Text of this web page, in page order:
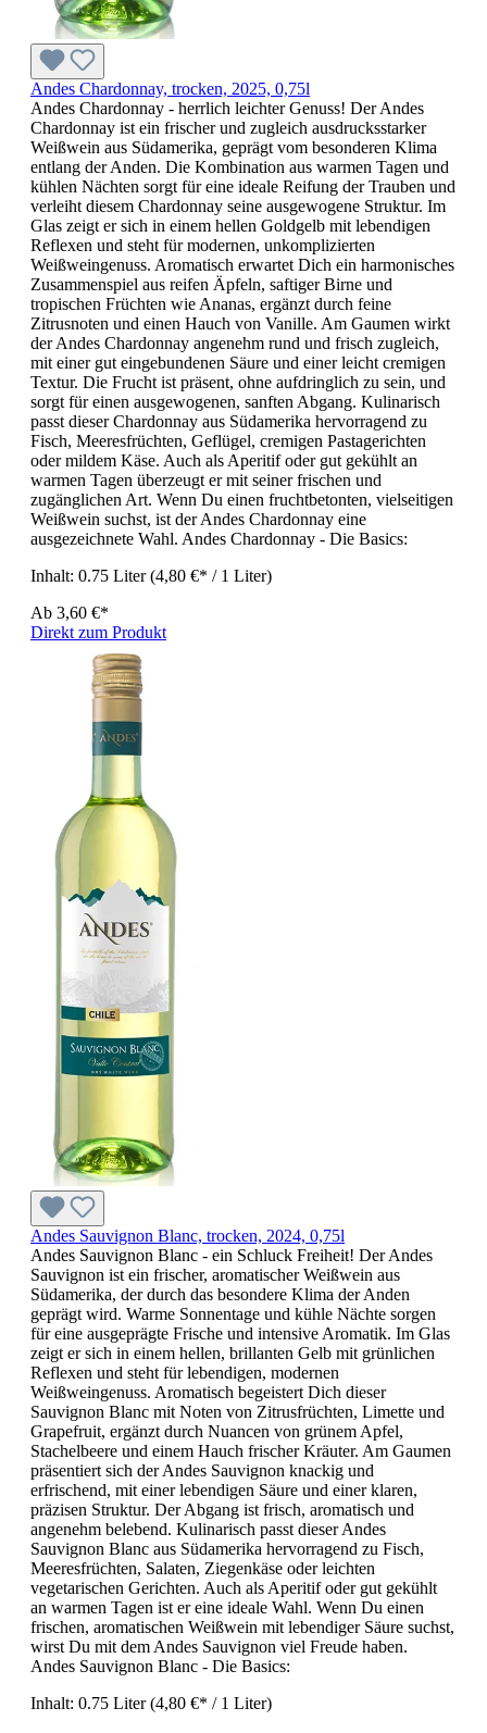
Andes Chardonnay, trocken, 2025, 0,75l
Andes Chardonnay - herrlich leichter Genuss! Der Andes
Chardonnay ist ein frischer und zugleich ausdrucksstarker
Weißwein aus Südamerika, geprägt vom besonderen Klima
entlang der Anden. Die Kombination aus warmen Tagen und
kühlen Nächten sorgt für eine ideale Reifung der Trauben und
verleiht diesem Chardonnay seine ausgewogene Struktur. Im
Glas zeigt er sich in einem hellen Goldgelb mit lebendigen
Reflexen und steht für modernen, unkomplizierten
Weißweingenuss. Aromatisch erwartet Dich ein harmonisches
Zusammenspiel aus reifen Äpfeln, saftiger Birne und
tropischen Früchten wie Ananas, ergänzt durch feine
Zitrusnoten und einen Hauch von Vanille. Am Gaumen wirkt
der Andes Chardonnay angenehm rund und frisch zugleich,
mit einer gut eingebundenen Säure und einer leicht cremigen
Textur. Die Frucht ist präsent, ohne aufdringlich zu sein, und
sorgt für einen ausgewogenen, sanften Abgang. Kulinarisch
passt dieser Chardonnay aus Südamerika hervorragend zu
Fisch, Meeresfrüchten, Geflügel, cremigen Pastagerichten
oder mildem Käse. Auch als Aperitif oder gut gekühlt an
warmen Tagen überzeugt er mit seiner frischen und
zugänglichen Art. Wenn Du einen fruchtbetonten, vielseitigen
Weißwein suchst, ist der Andes Chardonnay eine
ausgezeichnete Wahl. Andes Chardonnay - Die Basics:
Inhalt: 0.75 Liter(4,80 €* / 1 Liter)
Ab 3,60 €*
Direkt zum Produkt
Andes Sauvignon Blanc, trocken, 2024, 0,75l
Andes Sauvignon Blanc - ein Schluck Freiheit! Der Andes
Sauvignon ist ein frischer, aromatischer Weißwein aus
Südamerika, der durch das besondere Klima der Anden
geprägt wird. Warme Sonnentage und kühle Nächte sorgen
für eine ausgeprägte Frische und intensive Aromatik. Im Glas
zeigt er sich in einem hellen, brillanten Gelb mit grünlichen
Reflexen und steht für lebendigen, modernen
Weißweingenuss. Aromatisch begeistert Dich dieser
Sauvignon Blanc mit Noten von Zitrusfrüchten, Limette und
Grapefruit, ergänzt durch Nuancen von grünem Apfel,
Stachelbeere und einem Hauch frischer Kräuter. Am Gaumen
präsentiert sich der Andes Sauvignon knackig und
erfrischend, mit einer lebendigen Säure und einer klaren,
präzisen Struktur. Der Abgang ist frisch, aromatisch und
angenehm belebend. Kulinarisch passt dieser Andes
Sauvignon Blanc aus Südamerika hervorragend zu Fisch,
Meeresfrüchten, Salaten, Ziegenkäse oder leichten
vegetarischen Gerichten. Auch als Aperitif oder gut gekühlt
an warmen Tagen ist er eine ideale Wahl. Wenn Du einen
frischen, aromatischen Weißwein mit lebendiger Säure suchst,
wirst Du mit dem Andes Sauvignon viel Freude haben.
Andes Sauvignon Blanc - Die Basics:
Inhalt: 0.75 Liter(4,80 €* / 1 Liter)